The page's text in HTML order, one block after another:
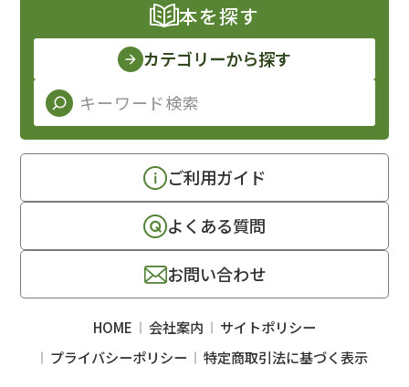
本を探す
カテゴリーから探す
ご利用ガイド
よくある質問
お問い合わせ
HOME 会社案内
サイトポリシー
プライバシーポリシー
特定商取引法に基づく表示